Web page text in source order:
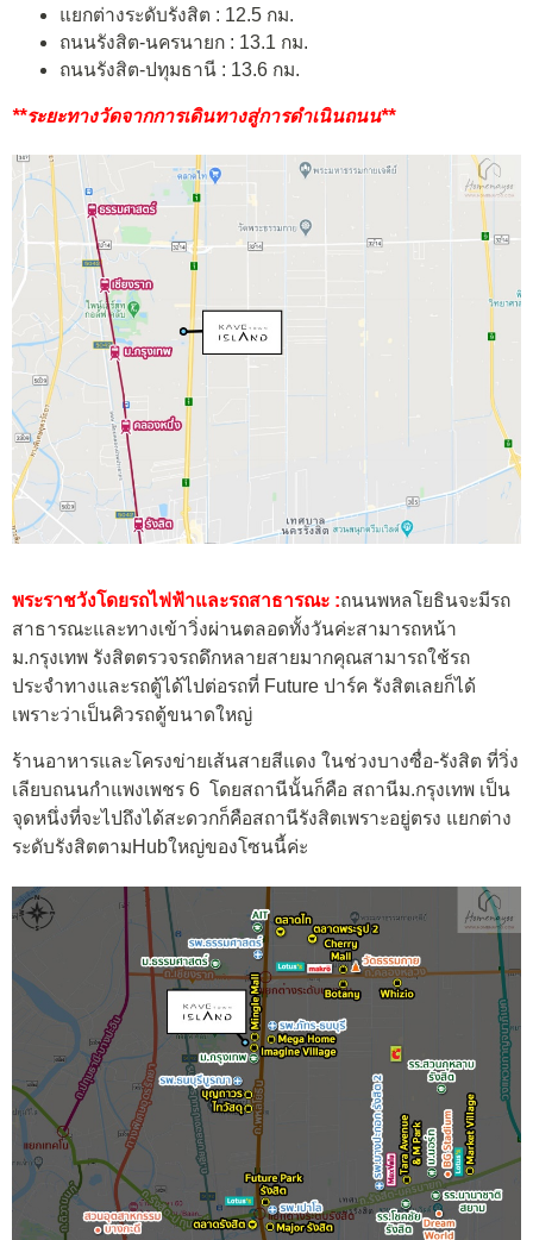
แยกต่างระดับรังสิต : 12.5 กม.
ถนนรังสิต-นครนายก : 13.1 กม.
ถนนรังสิต-ปทุมธานี : 13.6 กม.
**ระยะทางวัดจากการเดินทางสู่การดำเนินถนน**
พระราชวังโดยรถไฟฟ้าและรถสาธารณะ :ถนนพหลโยธินจะมีรถ
สาธารณะและทางเข้าวิ่งผ่านตลอดทั้งวันค่ะสามารถหน้า
ม.กรุงเทพ รังสิตตรวจรถดึกหลายสายมากคุณสามารถใช้รถ
ประจำทางและรถตู้ได้ไปต่อรถที่ Future ปาร์ค รังสิตเลยก็ได้
เพราะว่าเป็นคิวรถตู้ขนาดใหญ่
ร้านอาหารและโครงข่ายเส้นสายสีแดง ในช่วงบางซื่อ-รังสิต ที่วิ่ง
เลียบถนนกำแพงเพชร 6 โดยสถานีนั้นก็คือ สถานีม.กรุงเทพ เป็น
จุดหนึ่งที่จะไปถึงได้สะดวกก็คือสถานีรังสิตเพราะอยู่ตรง แยกต่าง
ระดับรังสิตตามHubใหญ่ของโซนนี้ค่ะ